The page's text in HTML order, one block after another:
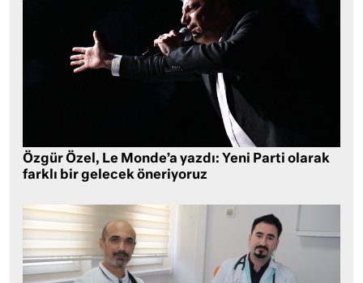
Özgür Özel, Le Monde’a yazdı: Yeni Parti olarak
farklı bir gelecek öneriyoruz